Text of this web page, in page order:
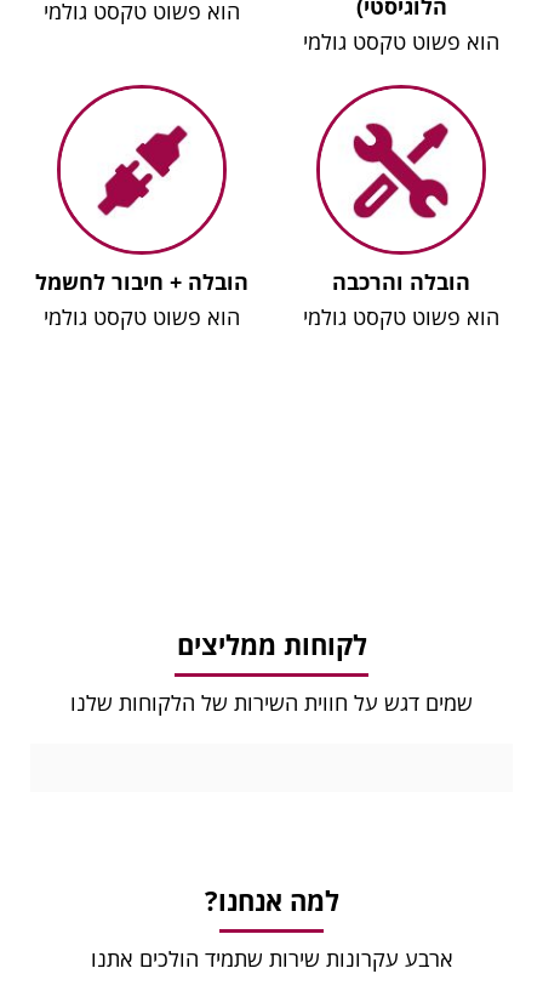
הלוגיסטי)
הוא פשוט טקסט גולמי
הוא פשוט טקסט גולמי
הובלה והרכבה
הוא פשוט טקסט גולמי
הובלה + חיבור לחשמל
הוא פשוט טקסט גולמי
לקוחות ממליצים
שמים דגש על חווית השירות של הלקוחות שלנו
למה אנחנו?
ארבע עקרונות שירות שתמיד הולכים אתנו